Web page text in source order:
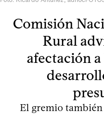
Comisión
Rural
afectación
El gremio